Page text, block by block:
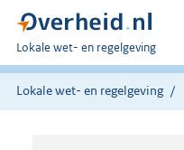
U
bent
hier:
Lokale wet- en regelgeving
Lokale wet- en regelgeving